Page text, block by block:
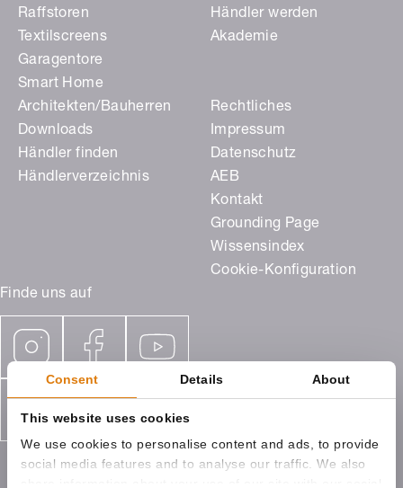
Consent Details About
This website uses cookies
We use cookies to personalise content and ads, to provide
social media features and to analyse our traffic. We also
Finde uns auf
Raffstoren
Textilscreens
Garagentore
Smart Home
Händler werden
Akademie
Architekten/Bauherren
Downloads
Händler finden
Händlerverzeichnis
Rechtliches
Impressum
Datenschutz
AEB
Kontakt
Grounding Page
Wissensindex
Cookie-Konfiguration